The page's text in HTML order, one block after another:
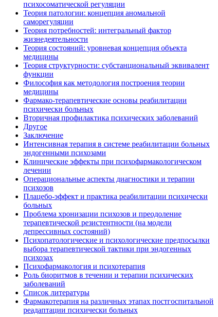
психосоматической регуляции
Теория патологии: концепция аномальной
саморегуляции
Теория потребностей: интегральный фактор
жизнедеятельности
Теория состояний: уровневая концепция объекта
медицины
Теория структурности: субстанциональный эквивалент
функции
Философия как методология построения теории
медицины
Фармако-терапевтические основы реабилитации
психически больных
Вторичная профилактика психических заболеваний
Другое
Заключение
Интенсивная терапия в системе реабилитации больных
эндогенными психозами
Клинические эффекты при психофармакологическом
лечении
Операциональные аспекты диагностики и терапии
психозов
Плацебо-эффект и практика реабилитации психически
больных
Проблема хронизации психозов и преодоление
терапевтической резистентности (на модели
депрессивных состояний)
Психопатологические и психологические предпосылки
выбора терапевтической тактики при эндогенных
психозах
Психофармакология и психотерапия
Роль биоритмов в течении и терапии психических
заболеваний
Список литературы
Фармакотерапия на различных этапах постгоспитальной
реадаптации психически больных